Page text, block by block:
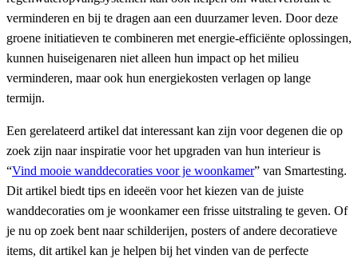
verminderen en bij te dragen aan een duurzamer leven. Door deze
groene initiatieven te combineren met energie-efficiënte oplossingen,
kunnen huiseigenaren niet alleen hun impact op het milieu
verminderen, maar ook hun energiekosten verlagen op lange
termijn.
Een gerelateerd artikel dat interessant kan zijn voor degenen die op
zoek zijn naar inspiratie voor het upgraden van hun interieur is
“Vind mooie wanddecoraties voor je woonkamer” van Smartesting.
Dit artikel biedt tips en ideeën voor het kiezen van de juiste
wanddecoraties om je woonkamer een frisse uitstraling te geven. Of
je nu op zoek bent naar schilderijen, posters of andere decoratieve
items, dit artikel kan je helpen bij het vinden van de perfecte